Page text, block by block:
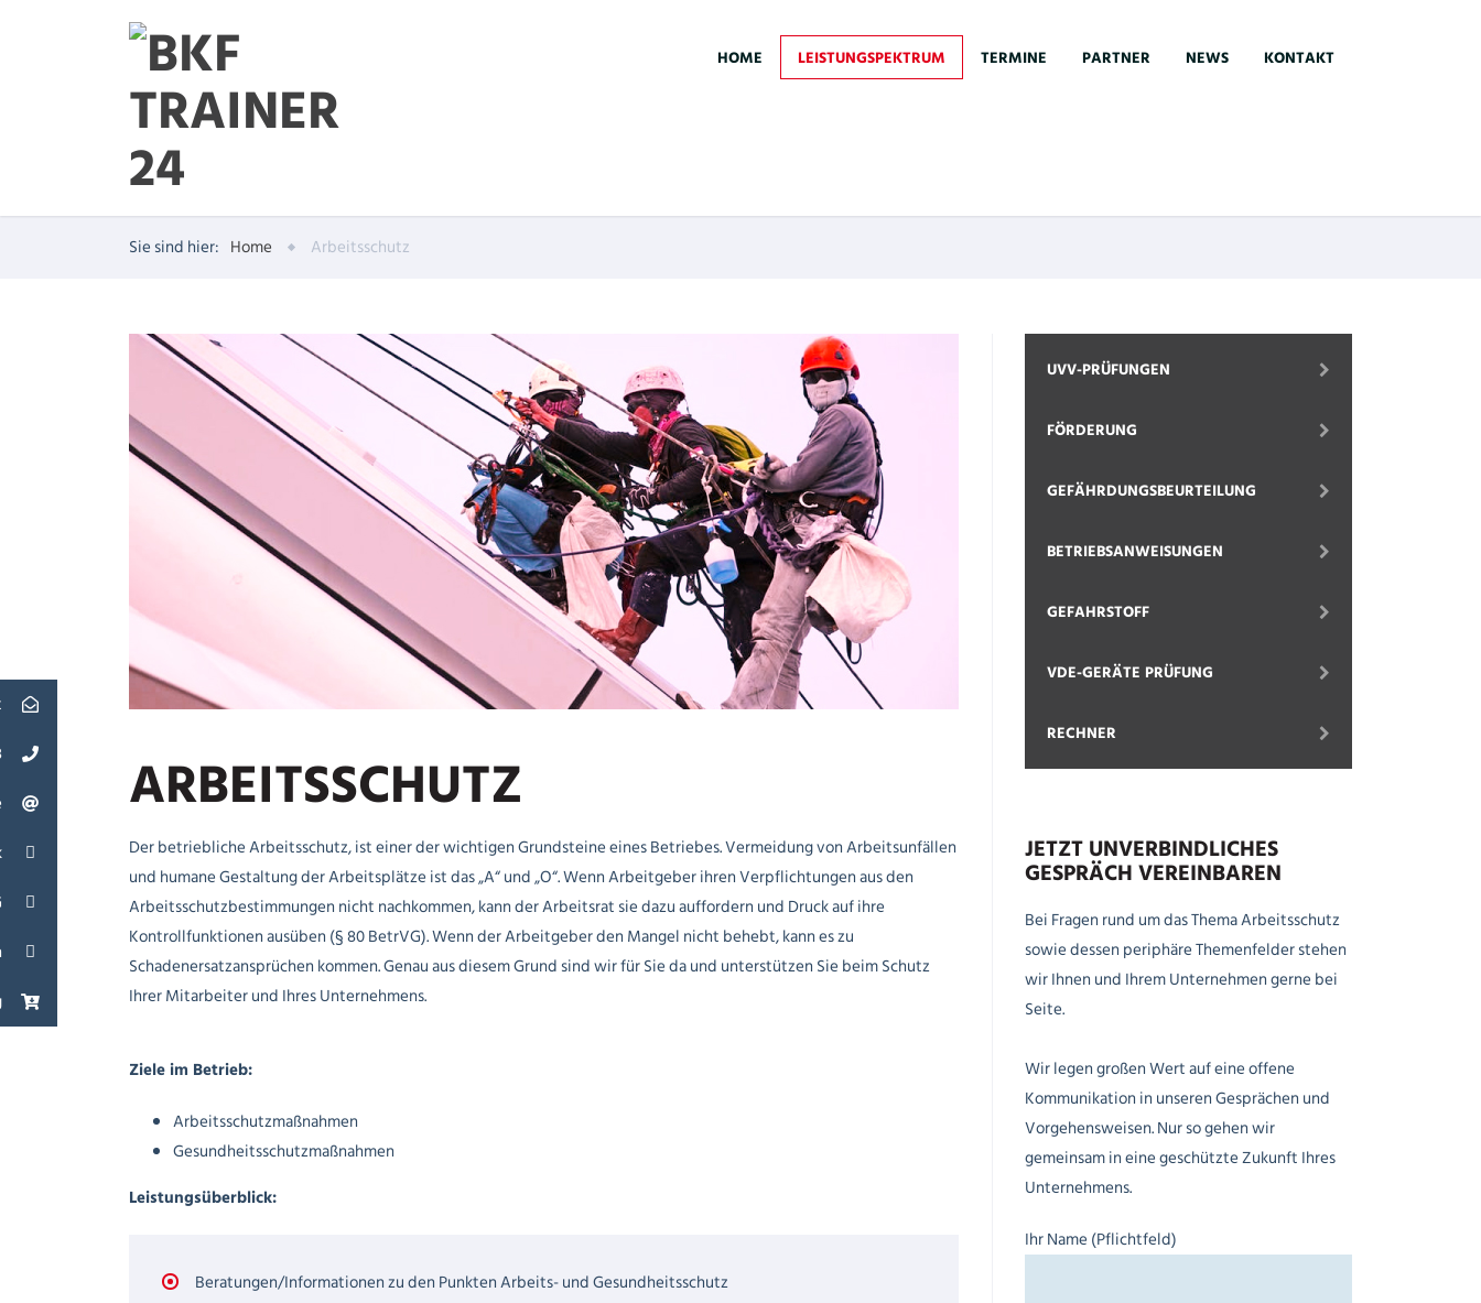
HOME LEISTUNGSPEKTRUM TERMINE PARTNER NEWS KONTAKT
Sie sind hier: Home Arbeitsschutz
ARBEITSSCHUTZ
Der betriebliche Arbeitsschutz, ist einer der wichtigen Grundsteine eines Betriebes. Vermeidung von Arbeitsunfällen
und humane Gestaltung der Arbeitsplätze ist das „A“ und „O“. Wenn Arbeitgeber ihren Verpflichtungen aus den
Arbeitsschutzbestimmungen nicht nachkommen, kann der Arbeitsrat sie dazu auffordern und Druck auf ihre
Kontrollfunktionen ausüben (§ 80 BetrVG). Wenn der Arbeitgeber den Mangel nicht behebt, kann es zu
Schadenersatzansprüchen kommen. Genau aus diesem Grund sind wir für Sie da und unterstützen Sie beim Schutz
Ihrer Mitarbeiter und Ihres Unternehmens.
Ziele im Betrieb:
Arbeitsschutzmaßnahmen
Gesundheitsschutzmaßnahmen
Leistungsüberblick:
Beratungen/Informationen zu den Punkten Arbeits- und Gesundheitsschutz
UVV-PRÜFUNGEN
FÖRDERUNG
GEFÄHRDUNGSBEURTEILUNG
BETRIEBSANWEISUNGEN
GEFAHRSTOFF
VDE-GERÄTE PRÜFUNG
RECHNER
JETZT UNVERBINDLICHES
GESPRÄCH VEREINBAREN
Bei Fragen rund um das Thema Arbeitsschutz
sowie dessen periphäre Themenfelder stehen
wir Ihnen und Ihrem Unternehmen gerne bei
Seite.
Wir legen großen Wert auf eine offene
Kommunikation in unseren Gesprächen und
Vorgehensweisen. Nur so gehen wir
gemeinsam in eine geschützte Zukunft Ihres
Unternehmens.
Ihr Name (Pflichtfeld)